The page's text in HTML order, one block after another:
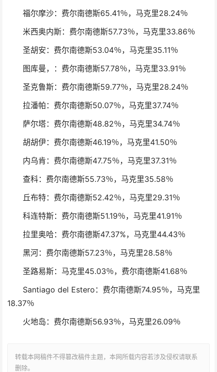
福尔摩沙：费尔南德斯65.41％，马克里28.24％
米西奥内斯：费尔南德斯57.73％，马克里33.86％
圣胡安：费尔南德斯53.04％，马克里35.11％
图库曼，：费尔南德斯57.78％，马克里33.91％
圣克鲁斯：费尔南德斯59.77％，马克里28.24％
拉潘帕：费尔南德斯50.07％，马克里37.74％
萨尔塔：费尔南德斯48.82％，马克里34.74％
胡胡伊：费尔南德斯46.19％，马克里41.50％
内乌肯：费尔南德斯47.75％，马克里37.31％
查科：费尔南德斯55.73％，马克里35.58％
丘布特：费尔南德斯52.42％，马克里29.31％
科连特斯：费尔南德斯51.19％，马克里41.91％
拉里奥哈：费尔南德斯47.37%，马克里44.43％
黑河：费尔南德斯57.23％，马克里28.58％
圣路易斯：马克里45.03％，费尔南德斯41.68％
Santiago del Estero：费尔南德斯74.95％，马克里
18.37％
火地岛：费尔南德斯56.93％，马克里26.09％
转载本网稿件不得篡改稿件主题，本网所载内容若涉及侵权请联系
删除。